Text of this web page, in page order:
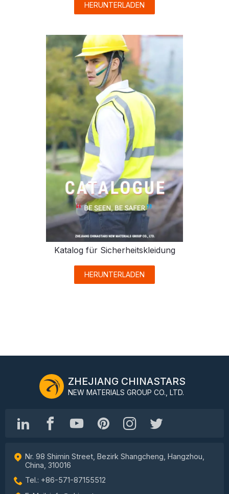
HERUNTERLADEN
Katalog für Sicherheitskleidung
HERUNTERLADEN
ZHEJIANG CHINASTARS
NEW MATERIALS GROUP CO., LTD.
Nr. 98 Shimin Street, Bezirk Shangcheng, Hangzhou,
China, 310016
Tel.: +86-571-87155512